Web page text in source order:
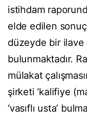
istihdam
elde edilen
düzeyde bir ilave
bulunmaktadır.
mülakat
şirketi ‘kalifiye
‘vasıflı usta’